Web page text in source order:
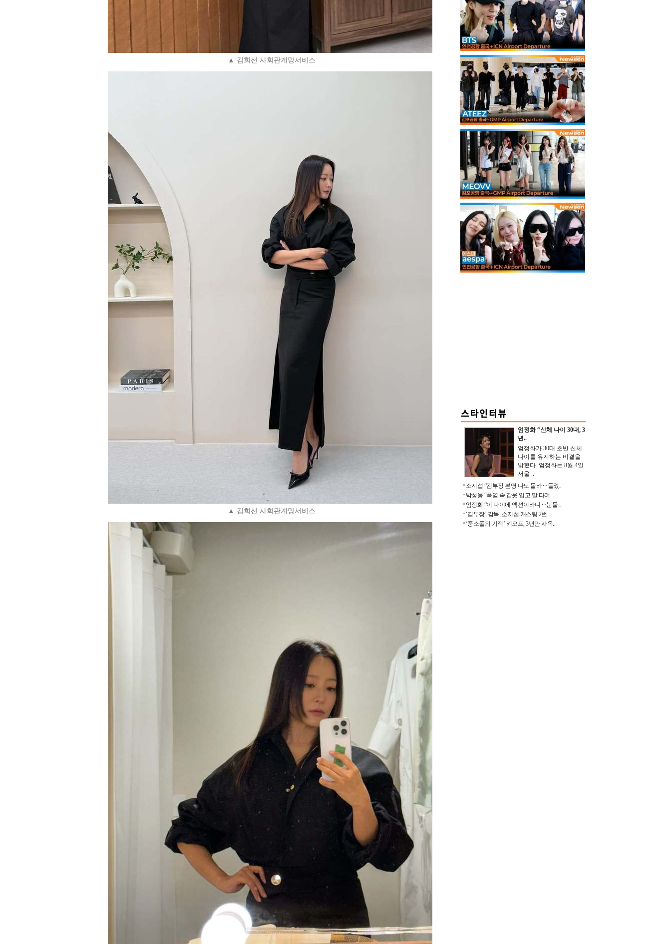
▲ 김희선 사회관계망서비스
▲ 김희선 사회관계망서비스
엄정화 “신체 나이 30대, 3
년..
엄정화가 30대 초반 신체
나이를 유지하는 비결을
밝혔다. 엄정화는 8월 4일
서울 ..
소지섭 “김부장 본명 나도 몰라‥들었..
박성웅 “폭염 속 갑옷 입고 말 타며 ..
엄정화 “이 나이에 액션이라니‥눈물 ..
‘김부장’ 감독, 소지섭 캐스팅 2번 ..
‘중소돌의 기적’ 키오프, 3년만 사옥..